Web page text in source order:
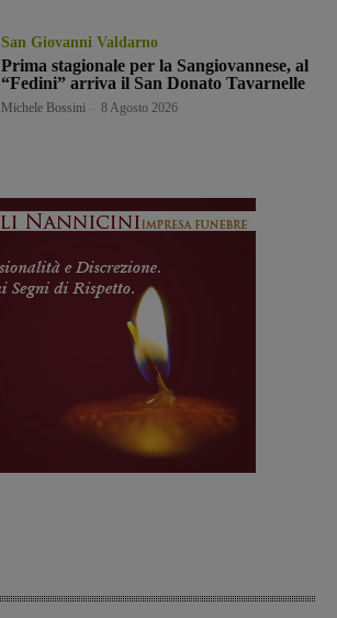
San Giovanni Valdarno
Prima stagionale per la Sangiovannese, al
“Fedini” arriva il San Donato Tavarnelle
Michele Bossini 8 Agosto 2026